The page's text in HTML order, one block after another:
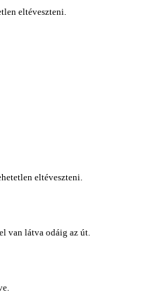
eltéveszteni.
eltéveszteni.
van látva odáig az út.